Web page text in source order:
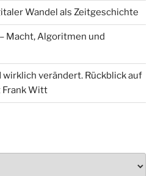
Wandel als Zeitgeschichte
Macht, Algoritmen und
verändert. Rückblick auf
Frank Witt